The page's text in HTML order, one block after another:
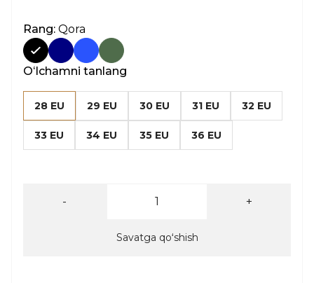
Rang: Qora
Oʻlchamni tanlang
28 EU 29 EU 30 EU 31 EU 32 EU
33 EU 34 EU 35 EU 36 EU
- +
Savatga qoʻshish